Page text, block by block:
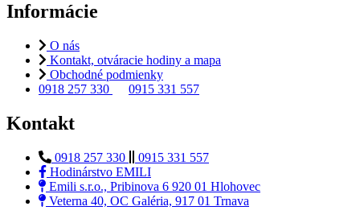
Informácie
O nás
Kontakt, otváracie hodiny a mapa
Obchodné podmienky
0918 257 330
0915 331 557
Kontakt
0918 257 330
0915 331 557
Hodinárstvo EMILI
Emili s.r.o., Pribinova 6 920 01 Hlohovec
Veterna 40, OC Galéria, 917 01 Trnava